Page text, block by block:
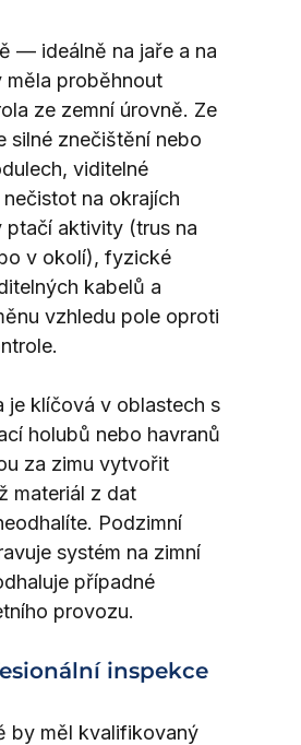
— ideálně na jaře a na
proběhnout
ze zemní úrovně. Ze
silné znečištění nebo
viditelné
na okrajích
ptačí aktivity (trus na
v okolí), fyzické
kabelů a
vzhledu pole oproti
je klíčová v oblastech s
holubů nebo havranů
za zimu vytvořit
materiál z dat
Podzimní
systém na zimní
případné
provozu.
inspekce
by měl kvalifikovaný